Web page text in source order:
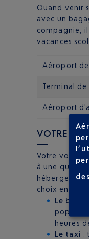
Quand venir
avec un
compagnie,
vacances
Aéroport
Terminal
Aéroport
VOTRE
Votre vol
à une
choix entre :
Le bus
:
heures
Le taxi :